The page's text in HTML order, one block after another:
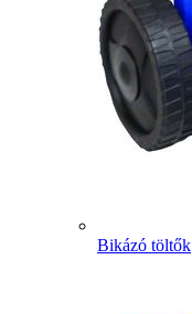
Bikázó töltők